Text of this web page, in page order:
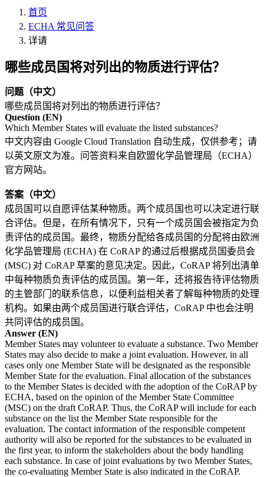
首页
ECHA 常见问答
详请
哪些成员国将对列出的物质进行评估？
问题（中文）
哪些成员国将对列出的物质进行评估？
Question (EN)
Which Member States will evaluate the listed substances?
中文内容由 Google Cloud Translation 自动生成，仅供参考；请
以英文原文为准。问答资料来自欧盟化学品管理局（ECHA）
官方网站。
答案（中文）
成员国可以自愿评估某种物质。两个成员国也可以决定进行联
合评估。但是，在所有情况下，只有一个成员国会被指定为负
责评估的成员国。最终，物质分配给各成员国的分配将由欧洲
化学品管理局 (ECHA) 在 CoRAP 的通过后根据成员国委员会
(MSC) 对 CoRAP 草案的意见决定。因此，CoRAP 将列出清单
中每种物质负责评估的成员国。第一年，还将报告待评估物质
的主管部门的联系信息，以便利益相关者了解每种物质的处理
机构。如果由两个成员国进行联合评估，CoRAP 中也会注明
共同评估的成员国。
Answer (EN)
Member States may volunteer to evaluate a substance. Two Member
States may also decide to make a joint evaluation. However, in all
cases only one Member State will be designated as the responsible
Member State for the evaluation. Final allocation of the substances
to the Member States is decided with the adoption of the CoRAP by
ECHA, based on the opinion of the Member State Committee
(MSC) on the draft CoRAP. Thus, the CoRAP will include for each
substance on the list the Member State responsible for the
evaluation. The contact information of the responsible competent
authority will also be reported for the substances to be evaluated in
the first year, to inform the stakeholders about the body handling
each substance. In case of joint evaluations by two Member States,
the co-evaluating Member State is also indicated in the CoRAP.